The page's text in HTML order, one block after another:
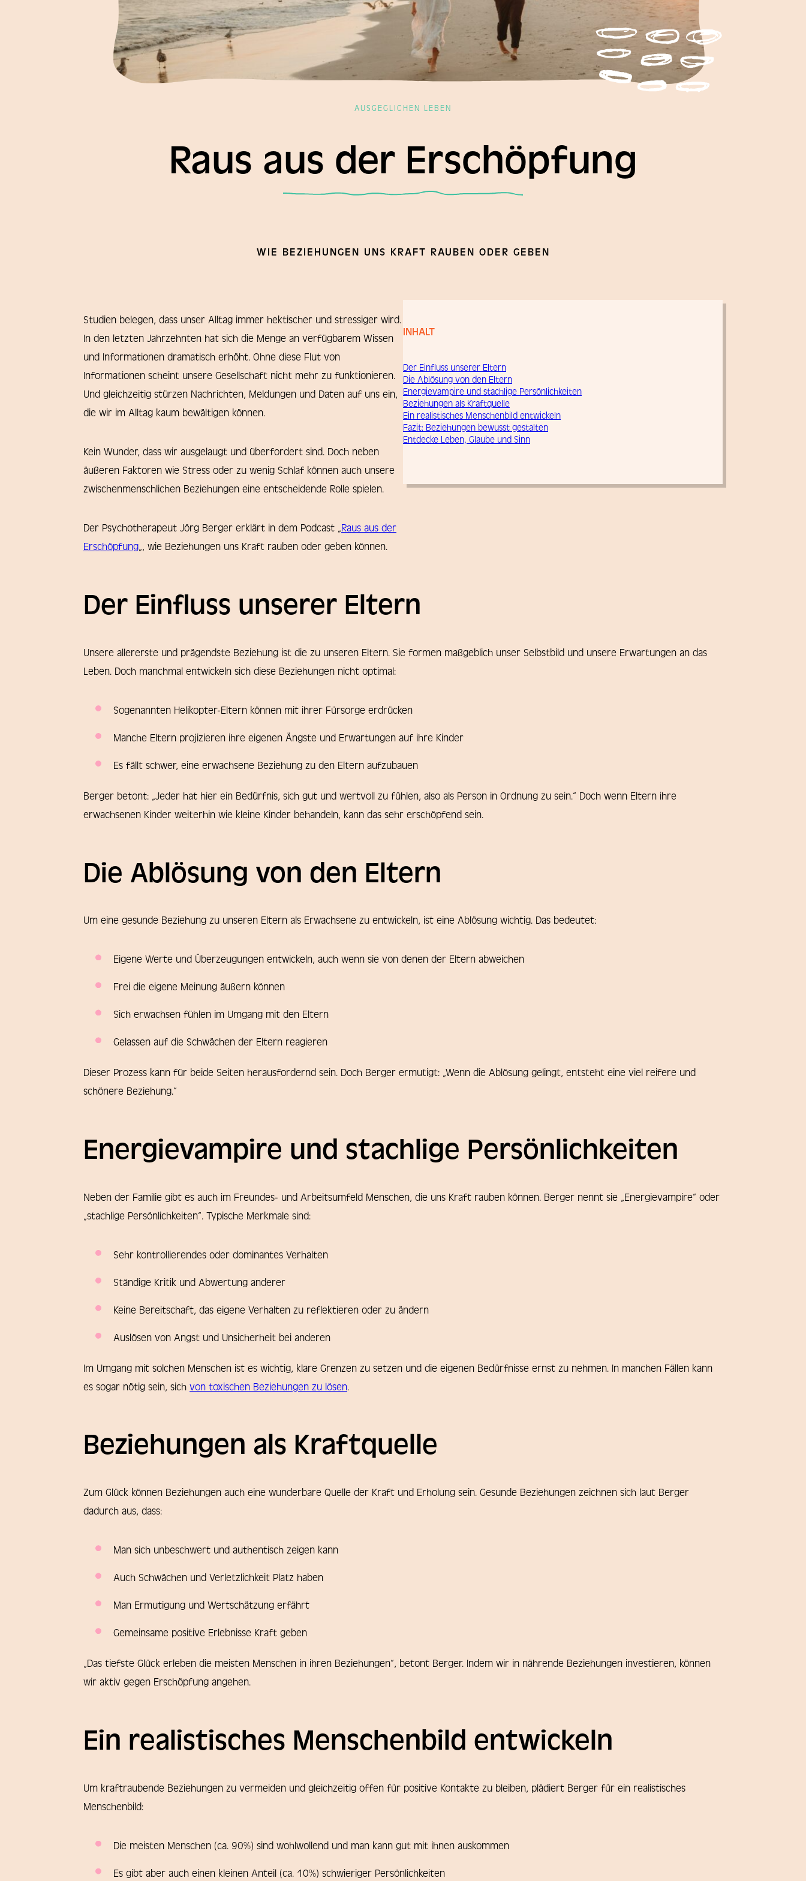
Facebook
AUSGEGLICHEN LEBEN
Raus aus der Erschöpfung
WIE BEZIEHUNGEN UNS KRAFT RAUBEN ODER GEBEN
Studien belegen, dass unser Alltag immer hektischer und stressiger wird.
In den letzten Jahrzehnten hat sich die Menge an verfügbarem Wissen
und Informationen dramatisch erhöht. Ohne diese Flut von
Informationen scheint unsere Gesellschaft nicht mehr zu funktionieren.
Und gleichzeitig stürzen Nachrichten, Meldungen und Daten auf uns ein,
die wir im Alltag kaum bewältigen können.
Kein Wunder, dass wir ausgelaugt und überfordert sind. Doch neben
äußeren Faktoren wie Stress oder zu wenig Schlaf können auch unsere
zwischenmenschlichen Beziehungen eine entscheidende Rolle spielen.
Der Psychotherapeut Jörg Berger erklärt in dem Podcast „Raus aus der
Erschöpfung„, wie Beziehungen uns Kraft rauben oder geben können.
INHALT
Der Einfluss unserer Eltern
Die Ablösung von den Eltern
Energievampire und stachlige Persönlichkeiten
Beziehungen als Kraftquelle
Ein realistisches Menschenbild entwickeln
Fazit: Beziehungen bewusst gestalten
Entdecke Leben, Glaube und Sinn
Der Einfluss unserer Eltern
Unsere allererste und prägendste Beziehung ist die zu unseren Eltern. Sie formen maßgeblich unser Selbstbild und unsere Erwartungen an das
Leben. Doch manchmal entwickeln sich diese Beziehungen nicht optimal:
Sogenannten Helikopter-Eltern können mit ihrer Fürsorge erdrücken
Manche Eltern projizieren ihre eigenen Ängste und Erwartungen auf ihre Kinder
Es fällt schwer, eine erwachsene Beziehung zu den Eltern aufzubauen
Berger betont: „Jeder hat hier ein Bedürfnis, sich gut und wertvoll zu fühlen, also als Person in Ordnung zu sein.“ Doch wenn Eltern ihre
erwachsenen Kinder weiterhin wie kleine Kinder behandeln, kann das sehr erschöpfend sein.
Die Ablösung von den Eltern
Um eine gesunde Beziehung zu unseren Eltern als Erwachsene zu entwickeln, ist eine Ablösung wichtig. Das bedeutet:
Eigene Werte und Überzeugungen entwickeln, auch wenn sie von denen der Eltern abweichen
Frei die eigene Meinung äußern können
Sich erwachsen fühlen im Umgang mit den Eltern
Gelassen auf die Schwächen der Eltern reagieren
Dieser Prozess kann für beide Seiten herausfordernd sein. Doch Berger ermutigt: „Wenn die Ablösung gelingt, entsteht eine viel reifere und
schönere Beziehung.“
Energievampire und stachlige Persönlichkeiten
Neben der Familie gibt es auch im Freundes- und Arbeitsumfeld Menschen, die uns Kraft rauben können. Berger nennt sie „Energievampire“ oder
„stachlige Persönlichkeiten“. Typische Merkmale sind:
Sehr kontrollierendes oder dominantes Verhalten
Ständige Kritik und Abwertung anderer
Keine Bereitschaft, das eigene Verhalten zu reflektieren oder zu ändern
Auslösen von Angst und Unsicherheit bei anderen
Im Umgang mit solchen Menschen ist es wichtig, klare Grenzen zu setzen und die eigenen Bedürfnisse ernst zu nehmen. In manchen Fällen kann
es sogar nötig sein, sich von toxischen Beziehungen zu lösen.
Beziehungen als Kraftquelle
Zum Glück können Beziehungen auch eine wunderbare Quelle der Kraft und Erholung sein. Gesunde Beziehungen zeichnen sich laut Berger
dadurch aus, dass:
Man sich unbeschwert und authentisch zeigen kann
Auch Schwächen und Verletzlichkeit Platz haben
Man Ermutigung und Wertschätzung erfährt
Gemeinsame positive Erlebnisse Kraft geben
„Das tiefste Glück erleben die meisten Menschen in ihren Beziehungen“, betont Berger. Indem wir in nährende Beziehungen investieren, können
wir aktiv gegen Erschöpfung angehen.
Ein realistisches Menschenbild entwickeln
Um kraftraubende Beziehungen zu vermeiden und gleichzeitig offen für positive Kontakte zu bleiben, plädiert Berger für ein realistisches
Menschenbild:
Die meisten Menschen (ca. 90%) sind wohlwollend und man kann gut mit ihnen auskommen
Es gibt aber auch einen kleinen Anteil (ca. 10%) schwieriger Persönlichkeiten